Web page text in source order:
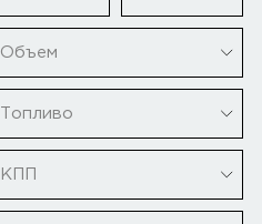
Объем
Топливо
КПП